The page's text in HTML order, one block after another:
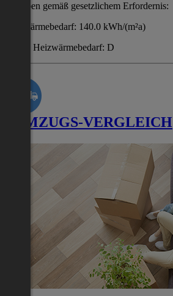
Angaben gemäß gesetzlichem Erfordernis:
Heizwärmebedarf: 140.0 kWh/(m²a)
Klasse Heizwärmebedarf: D
UMZUGS-VERGLEICH